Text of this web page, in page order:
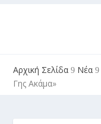
Αρχική Σελίδα 9 Νέα 9
Γης Ακάμα»